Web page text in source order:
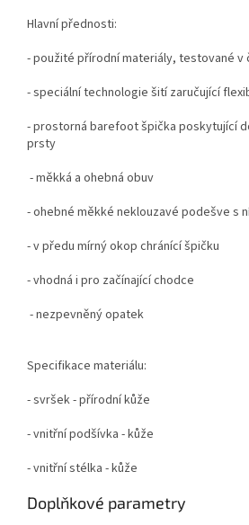
Hlavní přednosti:
- použité přírodní materiály, testované v
- speciální technologie šití zaručující
- prostorná barefoot špička poskytující
prsty
- měkká a ohebná obuv
- ohebné měkké neklouzavé podešve s
- v předu mírný okop chránící špičku
- vhodná i pro začínající chodce
- nezpevněný opatek
Specifikace materiálu:
- svršek - přírodní kůže
- vnitřní podšívka - kůže
- vnitřní stélka - kůže
Doplňkové parametry